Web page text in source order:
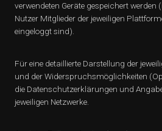
verwendeten Geräte gespeichert werden
Nutzer Mitglieder der jeweiligen
eingeloggt sind).
Für eine detaillierte Darstellung der
und der Widerspruchsmöglichkeiten
die Datenschutzerklärungen und
jeweiligen Netzwerke.